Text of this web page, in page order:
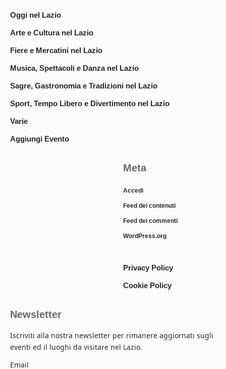
Oggi nel Lazio
Arte e Cultura nel Lazio
Fiere e Mercatini nel Lazio
Musica, Spettacoli e Danza nel Lazio
Sagre, Gastronomia e Tradizioni nel Lazio
Sport, Tempo Libero e Divertimento nel Lazio
Varie
Aggiungi Evento
Meta
Accedi
Feed dei contenuti
Feed dei commenti
WordPress.org
Privacy Policy
Cookie Policy
Newsletter
Iscriviti alla nostra newsletter per rimanere aggiornati sugli
eventi ed il luoghi da visitare nel Lazio.
Email